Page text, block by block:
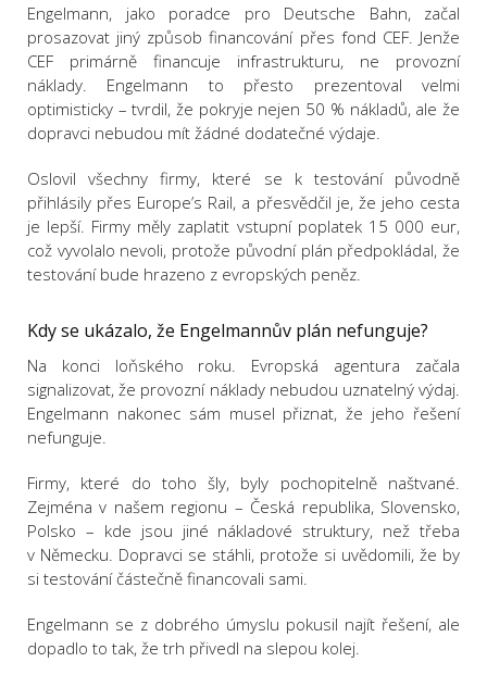
Engelmann, jako poradce pro Deutsche Bahn, začal
prosazovat jiný způsob financování přes fond CEF. Jenže
CEF primárně financuje infrastrukturu, ne provozní
náklady. Engelmann to přesto prezentoval velmi
optimisticky – tvrdil, že pokryje nejen 50 % nákladů, ale že
dopravci nebudou mít žádné dodatečné výdaje.
Oslovil všechny firmy, které se k testování původně
přihlásily přes Europe’s Rail, a přesvědčil je, že jeho cesta
je lepší. Firmy měly zaplatit vstupní poplatek 15 000 eur,
což vyvolalo nevoli, protože původní plán předpokládal, že
testování bude hrazeno z evropských peněz.
Kdy se ukázalo, že Engelmannův plán nefunguje?
Na konci loňského roku. Evropská agentura začala
signalizovat, že provozní náklady nebudou uznatelný výdaj.
Engelmann nakonec sám musel přiznat, že jeho řešení
nefunguje.
Firmy, které do toho šly, byly pochopitelně naštvané.
Zejména v našem regionu – Česká republika, Slovensko,
Polsko – kde jsou jiné nákladové struktury, než třeba
v Německu. Dopravci se stáhli, protože si uvědomili, že by
si testování částečně financovali sami.
Engelmann se z dobrého úmyslu pokusil najít řešení, ale
dopadlo to tak, že trh přivedl na slepou kolej.